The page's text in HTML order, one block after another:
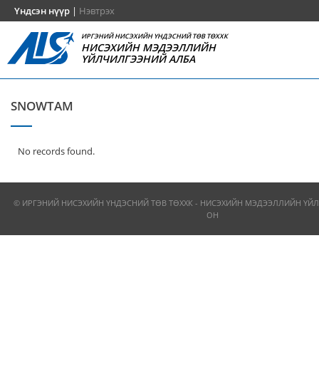
Үндсэн нүүр | Нэвтрэх
ИРГЭНИЙ НИСЭХИЙН ҮНДЭСНИЙ ТӨВ ТӨХХК
НИСЭХИЙН МЭДЭЭЛЛИЙН
ҮЙЛЧИЛГЭЭНИЙ АЛБА
SNOWTAM
No records found.
© ИРГЭНИЙ НИСЭХИЙН ҮНДЭСНИЙ ТӨВ ТӨХХК - НИСЭХИЙН МЭДЭЭЛЛИЙН
ОН